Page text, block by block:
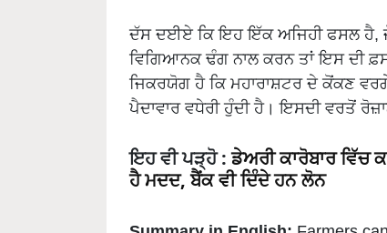
ਦੱਸ ਦਈਏ ਕਿ ਇਹ ਇੱਕ ਅਜਿਹੀ ਫਸਲ ਹੈ, ਜੋ
ਵਿਗਿਆਨਕ ਢੰਗ ਨਾਲ ਕਰਨ ਤਾਂ ਇਸ ਦੀ
ਜਿਕਰਯੋਗ ਹੈ ਕਿ ਮਹਾਰਾਸ਼ਟਰ ਦੇ ਕੋਂਕਣ
ਪੈਦਾਵਾਰ ਵਧੇਰੀ ਹੁੰਦੀ ਹੈ। ਇਸਦੀ ਵਰਤੋਂ
ਇਹ ਵੀ ਪੜ੍ਹੋ :ਡੇਅਰੀ ਕਾਰੋਬਾਰ ਵਿੱਚ
ਹੈ ਮਦਦ, ਬੈਂਕ ਵੀ ਦਿੰਦੇ ਹਨ ਲੋਨ
Summary in English: Farmers